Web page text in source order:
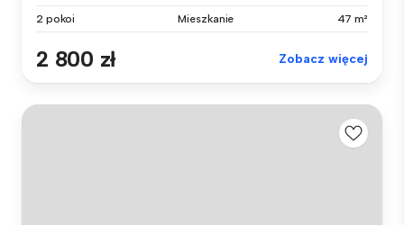
2 pokoi Mieszkanie 47 m²
2 800 zł Zobacz więcej